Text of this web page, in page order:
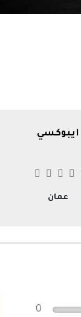
ايبوكسي
عمان
0